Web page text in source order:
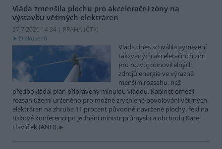
Vláda zmenšila plochu pro akcelerační zóny na
výstavbu větrných elektráren
27.7.2026 14:34 | PRAHA (ČTK)
Diskuse: 6
Vláda dnes schválila vymezení
takzvaných akceleračních zón
pro rozvoj obnovitelných
zdrojů energie ve výrazně
menším rozsahu, než
předpokládal plán připravený minulou vládou. Kabinet omezil
rozsah území určeného pro možné zrychlené povolování větrných
elektráren na zhruba 11 procent původně navržené plochy, řekl na
tiskové konferenci po jednání ministr průmyslu a obchodu Karel
Havlíček (ANO).